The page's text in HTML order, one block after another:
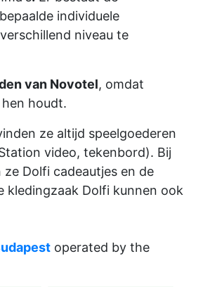
individuele
niveau te
van Novotel, omdat
houdt.
ze altijd speelgoederen
video, tekenbord). Bij
Dolfi cadeautjes en de
kledingzaak Dolfi kunnen ook
operated by the